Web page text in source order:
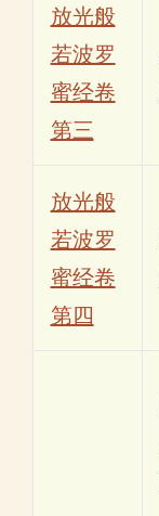
放光般
若波罗
蜜经卷
第三
放光般
若波罗
蜜经卷
第四